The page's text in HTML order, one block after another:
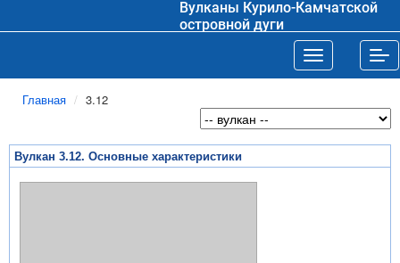
Вулканы Курило-Камчатской
островной дуги
Toggle
Главная 3.12
Вулкан 3.12. Основные характеристики